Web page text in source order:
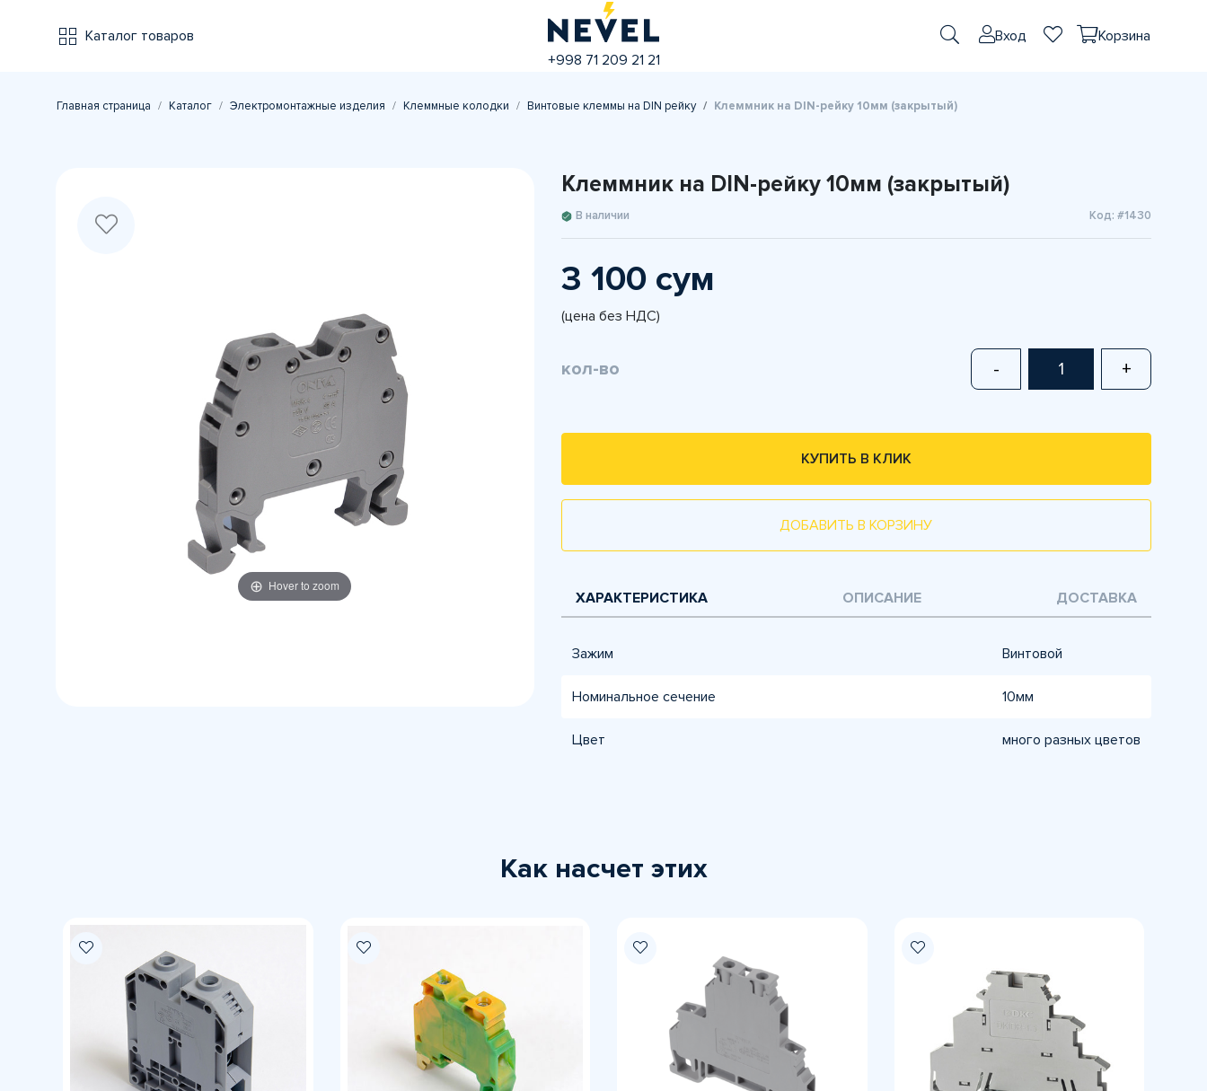
Каталог товаров
+998 71 209 21 21
Вход Корзина
Главная страница Каталог Электромонтажные изделия Клеммные колодки Винтовые клеммы на DIN рейку Клеммник на DIN-рейку 10мм (закрытый)
Hover to zoom
Клеммник на DIN-рейку 10мм (закрытый)
В наличии Код: #1430
3 100 сум
(цена без НДС)
кол-во - +
КУПИТЬ В КЛИК
ДОБАВИТЬ В КОРЗИНУ
ХАРАКТЕРИСТИКА ОПИСАНИЕ ДОСТАВКА
Зажим Винтовой
Номинальное сечение 10мм
Цвет много разных цветов
Как насчет этих